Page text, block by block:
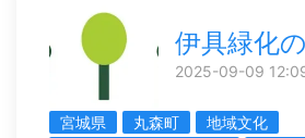
伊具緑化
2025-09-09
宮城県 丸森町
地域文化